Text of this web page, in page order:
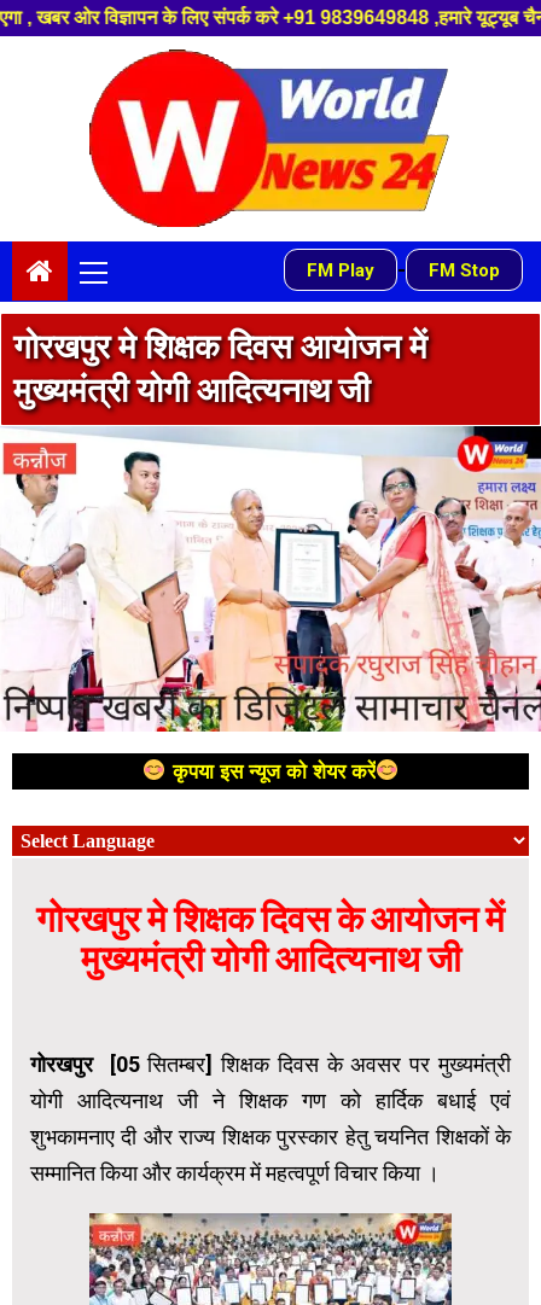
संपर्क करे +91 9839649848 ,हमारे यूट्यूब चैनल को सबस्क्राइब करें,
Menu
FM Play - FM Stop
गोरखपुर मे शिक्षक दिवस आयोजन में
मुख्यमंत्री योगी आदित्यनाथ जी
कृपया इस न्यूज को शेयर करें
गोरखपुर मे शिक्षक दिवस के आयोजन में
मुख्यमंत्री योगी आदित्यनाथ जी
गोरखपुर
[05 सितम्बर] शिक्षक दिवस के अवसर पर मुख्यमंत्री
योगी आदित्यनाथ जी ने शिक्षक गण को हार्दिक बधाई एवं
शुभकामनाए दी और राज्य शिक्षक पुरस्कार हेतु चयनित शिक्षकों के
सम्मानित किया और कार्यक्रम में महत्वपूर्ण विचार किया ।